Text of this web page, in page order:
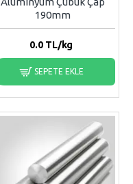
190mm
0.0TL/kg
SEPETE EKLE